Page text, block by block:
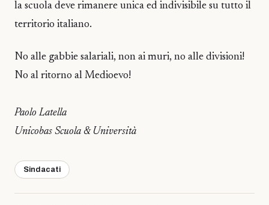
la scuola deve rimanere unica ed indivisibile su tutto il
territorio italiano.
No alle gabbie salariali, non ai muri, no alle divisioni!
No al ritorno al Medioevo!
Paolo Latella
Unicobas Scuola & Università
Sindacati